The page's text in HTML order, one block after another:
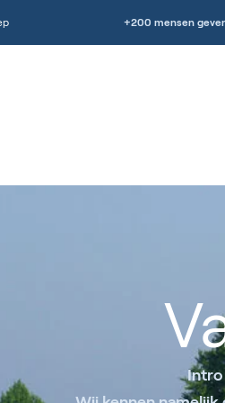
+200 mensen
Intro